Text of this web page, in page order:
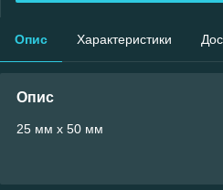
Опис Характеристики
Опис
25 мм х 50 мм